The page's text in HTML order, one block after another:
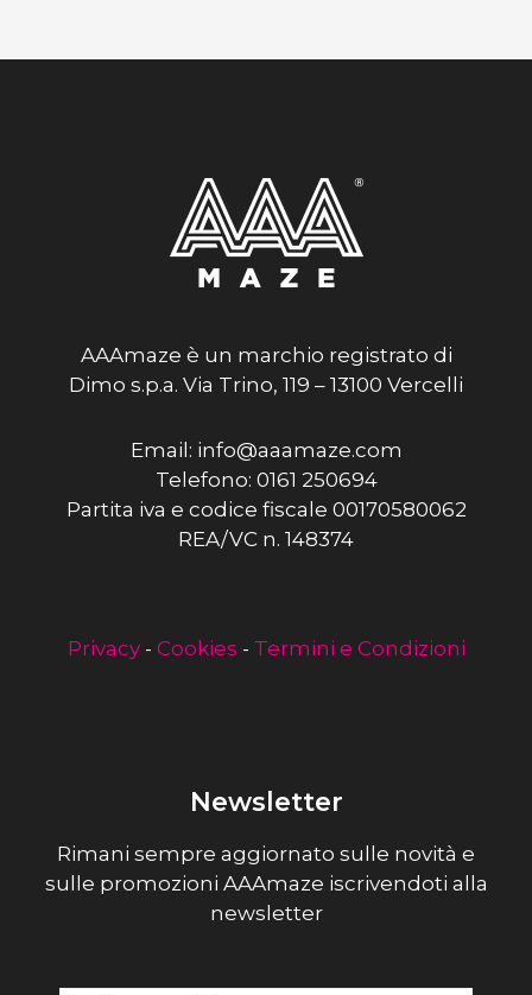
AAAmaze è un marchio registrato di
Dimo s.p.a. Via Trino, 119 – 13100 Vercelli
Email: info@aaamaze.com
Telefono: 0161 250694
Partita iva e codice fiscale 00170580062
REA/VC n. 148374
Privacy- Cookies - Termini e Condizioni
Newsletter
Rimani sempre aggiornato sulle novità e
sulle promozioni AAAmaze iscrivendoti alla
newsletter